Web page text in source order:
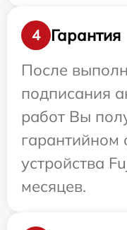
4
Гарантия
После
подписания
работ Вы
гарантийном
устройства
месяцев.